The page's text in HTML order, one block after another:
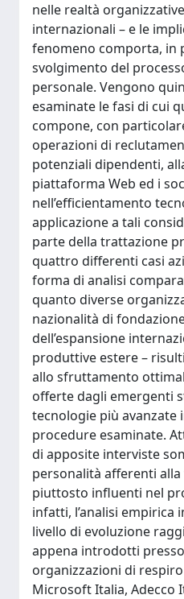
nelle realtà
internazionali – e le
fenomeno comporta, in
svolgimento del
personale. Vengono
esaminate le fasi di cui
compone, con
operazioni di
potenziali dipendenti,
piattaforma Web ed i
nell’efficientamento
applicazione a tali
parte della trattazione
quattro differenti casi
forma di analisi
quanto diverse
nazionalità di
dell’espansione
produttive estere –
allo sfruttamento
offerte dagli emergenti
tecnologie più avanzate
procedure esaminate.
di apposite interviste
personalità afferenti
piuttosto influenti nel
infatti, l’analisi empirica
livello di evoluzione
appena introdotti
organizzazioni di
Microsoft Italia, Adecco